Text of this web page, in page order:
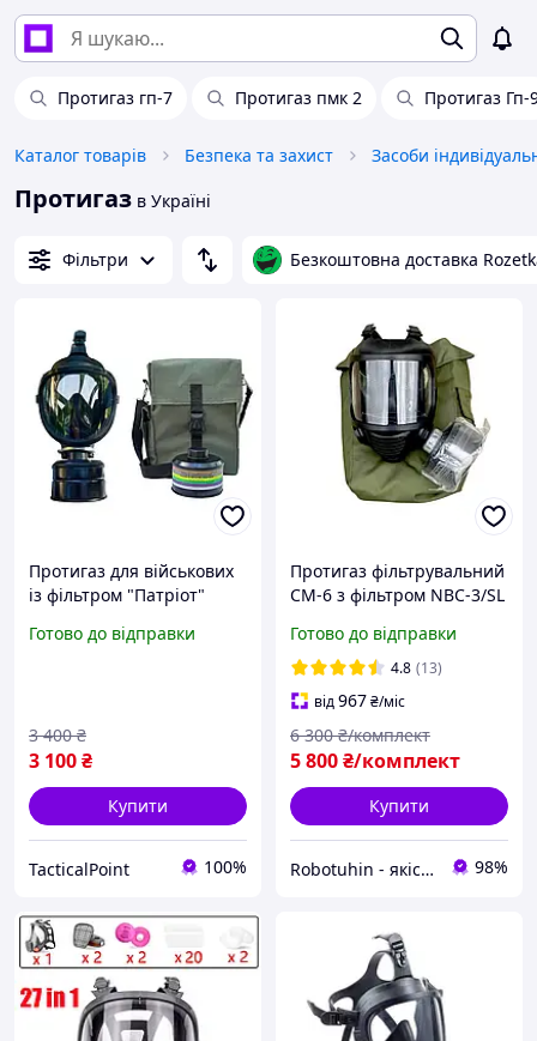
Протигаз гп-7 Протигаз пмк 2 Протигаз Гп-
Каталог товарів Безпека та захист Засоби
Протигаз в Україні
Фільтри Безкоштовна доставка
Протигаз для військових
із фільтром "Патріот"
захисту від радіації
Готово до відправки
3 100₴
3 400 ₴
Купити
TacticalPoint 100%
Протигаз фільтрувальний
CM-6 з фільтром NBC-3/SL
захист від радіації)
Готово до відправки
4.8 (13)
від967₴/міс
5 800₴/комплект
6 300 ₴/комплект
Купити
Robotuhin - якість, надійність, радість! 98%